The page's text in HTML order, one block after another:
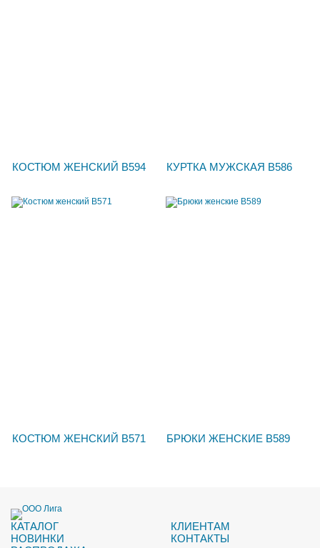
КОСТЮМ ЖЕНСКИЙ В594 КУРТКА МУЖСКАЯ В586
КОСТЮМ ЖЕНСКИЙ В571 БРЮКИ ЖЕНСКИЕ В589
КАТАЛОГ
НОВИНКИ
КЛИЕНТАМ
КОНТАКТЫ